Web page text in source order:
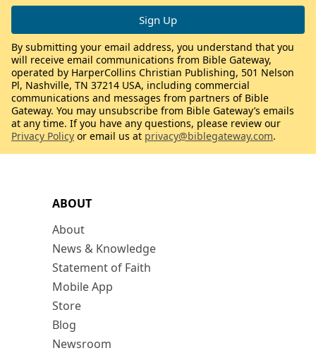
ABOUT
About
News & Knowledge
Statement of Faith
Mobile App
Store
Blog
Newsroom
By submitting your email address, you understand that you
will receive email communications from Bible Gateway,
operated by HarperCollins Christian Publishing, 501 Nelson
Pl, Nashville, TN 37214 USA, including commercial
communications and messages from partners of Bible
Gateway. You may unsubscribe from Bible Gateway’s emails
at any time. If you have any questions, please review our
Privacy Policy or email us at privacy@biblegateway.com.